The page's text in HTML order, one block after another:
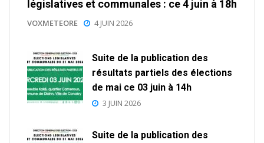
législatives et communales : ce 4 juin à 18h
VOXMETEORE 4 JUIN 2026
Suite de la publication des
résultats partiels des élections
de mai ce 03 juin à 14h
3 JUIN 2026
Suite de la publication des